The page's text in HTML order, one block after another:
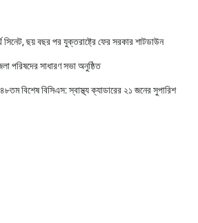
সিনেট, ছয় বছর পর যুক্তরাষ্ট্রে ফের সরকার শাটডাউন
পরিষদের সাধারণ সভা অনুষ্ঠিত
৪৮তম বিশেষ বিসিএস: স্বাস্থ্য ক্যাডারের ২১ জনের সুপারিশ